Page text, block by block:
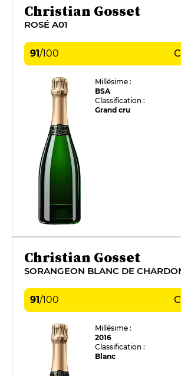
Christian Gosset
ROSÉ A01
91/100
Millésime :
BSA
Classification :
Grand cru
Christian Gosset
SORANGEON BLANC DE
91/100
Millésime :
2016
Classification :
Blanc